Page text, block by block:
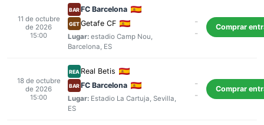
11 de octubre
de 2026
15:00
BARFC Barcelona
GET Getafe CF
Lugar: estadio Camp Nou,
Barcelona, ES
-
-
Comprar
18 de octubre
de 2026
15:00
REA Real Betis
BARFC Barcelona
Lugar: Estadio La Cartuja, Sevilla,
ES
-
-
Comprar